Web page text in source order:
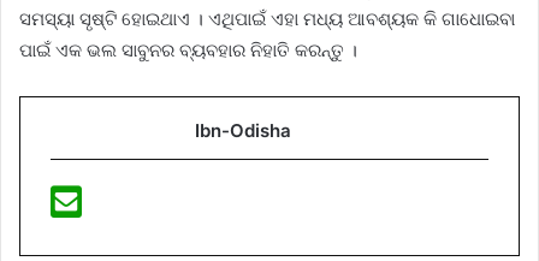
ସମସ୍ୟା ସୃଷ୍ଟି ହୋଇଥାଏ । ଏଥିପାଇଁ ଏହା ମଧ୍ୟ ଆବଶ୍ୟକ କି ଗାଧୋଇବା
ପାଇଁ ଏକ ଭଲ ସାବୁନର ବ୍ୟବହାର ନିହାତି କରନ୍ତୁ ।
Ibn-Odisha